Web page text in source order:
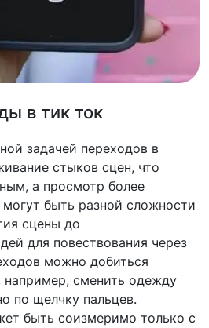
в тик ток
задачей переходов в
стыков сцен, что
а просмотр более
быть разной сложности
сцены до
для повествования через
можно добиться
например, сменить одежду
по щелчку пальцев.
быть соизмеримо только с